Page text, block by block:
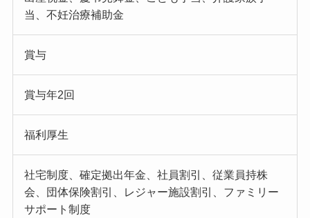
当、不妊治療補助金
賞与
賞与年2回
福利厚生
社宅制度、確定拠出年金、社員割引、従業員持株
会、団体保険割引、レジャー施設割引、ファミリー
サポート制度